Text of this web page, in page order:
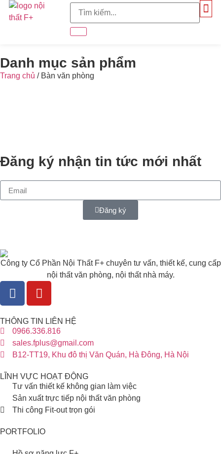
Danh mục sản phẩm
Trang chủ / Bàn văn phòng
Đăng ký nhận tin tức mới nhất
Đăng ký
Công ty Cổ Phần Nội Thất F+ chuyên tư vấn, thiết kế, cung cấp
nội thất văn phòng, nội thất nhà máy.
THÔNG TIN LIÊN HỆ
0966.336.816
sales.fplus@gmail.com
B12-TT19, Khu đô thị Văn Quán, Hà Đông, Hà Nội
LĨNH VỰC HOẠT ĐỘNG
Tư vấn thiết kế không gian làm việc
Sản xuất trực tiếp nội thất văn phòng
Thi công Fit-out trọn gói
PORTFOLIO